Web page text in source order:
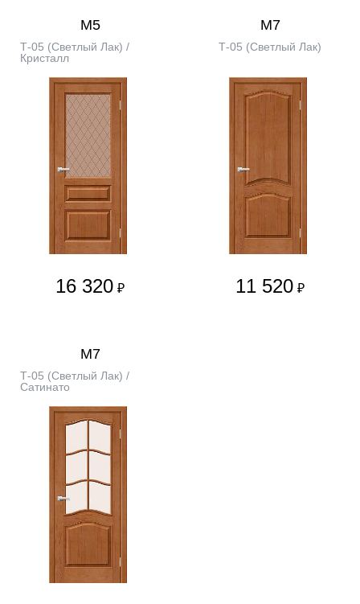
М5
Т-05 (Светлый Лак) /
Кристалл
16 320 ₽
М7
Т-05 (Светлый Лак)
11 520 ₽
М7
Т-05 (Светлый Лак) /
Сатинато